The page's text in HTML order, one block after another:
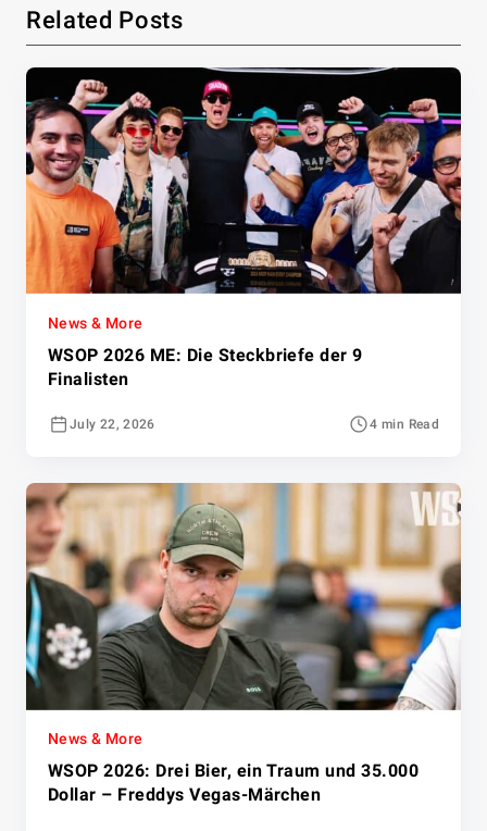
Related Posts
News & More
WSOP 2026 ME: Die Steckbriefe der 9
Finalisten
July 22, 2026 4 min Read
News & More
WSOP 2026: Drei Bier, ein Traum und 35.000
Dollar – Freddys Vegas-Märchen